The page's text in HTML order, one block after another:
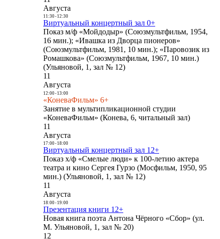
Августа
11:30- 12:30
Виртуальный концертный зал 0+
Показ м/ф «Мойдодыр» (Союзмультфильм, 1954,
16 мин.); «Ивашка из Дворца пионеров»
(Союзмультфильм, 1981, 10 мин.); «Паровозик из
Ромашкова» (Союзмультфильм, 1967, 10 мин.)
(Ульяновой, 1, зал № 12)
11
Августа
12:00- 13:00
«КоневаФильм» 6+
Занятие в мультипликационной студии
«КоневаФильм» (Конева, 6, читальный зал)
11
Августа
17:00- 18:00
Виртуальный концертный зал 12+
Показ х/ф «Смелые люди» к 100-летию актера
театра и кино Сергея Гурзо (Мосфильм, 1950, 95
мин.) (Ульяновой, 1, зал № 12)
11
Августа
18:00- 19:00
Презентация книги 12+
Новая книга поэта Антона Чёрного «Сбор» (ул.
М. Ульяновой, 1, зал № 20)
12